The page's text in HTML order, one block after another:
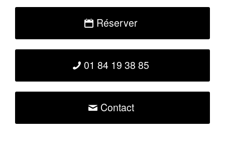
Réserver
01 84 19 38 85
Contact